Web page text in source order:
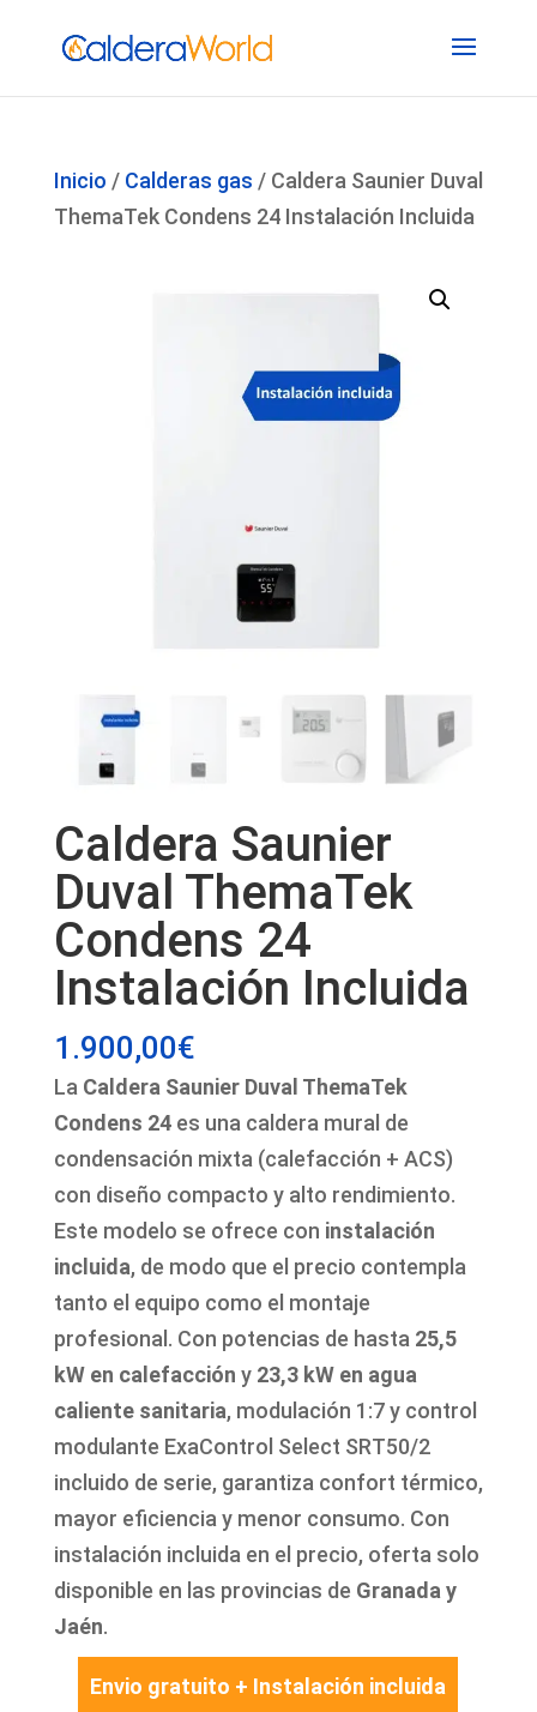
Inicio / Calderas gas / Caldera Saunier Duval
ThemaTek Condens 24 Instalación Incluida
Caldera Saunier
Duval ThemaTek
Condens 24
Instalación Incluida
1.900,00€
La Caldera Saunier Duval ThemaTek
Condens 24es una caldera mural de
condensación mixta (calefacción + ACS)
con diseño compacto y alto rendimiento.
Este modelo se ofrece con instalación
incluida, de modo que el precio contempla
tanto el equipo como el montaje
profesional. Con potencias de hasta 25,5
kW en calefacción y 23,3 kW en agua
caliente sanitaria, modulación 1:7 y control
modulante ExaControl Select SRT50/2
incluido de serie, garantiza confort térmico,
mayor eficiencia y menor consumo. Con
instalación incluida en el precio, oferta solo
disponible en las provincias de Granada y
Jaén.
Envio gratuito + Instalación incluida